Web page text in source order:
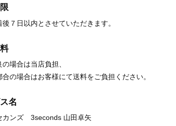
７日以内とさせていただきます。
場合は当店負担、
合の場合はお客様にて送料をご負担ください。
名
カンズ 3seconds 山田卓矢